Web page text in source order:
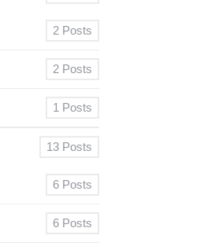
2 Posts
2 Posts
1 Posts
13 Posts
6 Posts
6 Posts